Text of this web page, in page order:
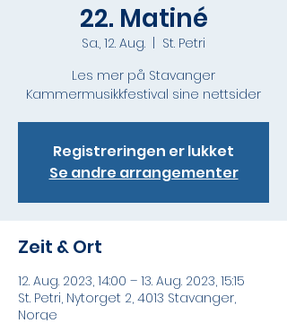
22. Matiné
Sa., 12. Aug.
St. Petri
Les mer på Stavanger
Kammermusikkfestival sine nettsider
Registreringen er lukket
Se andre arrangementer
Zeit & Ort
12. Aug. 2023, 14:00 – 13. Aug. 2023, 15:15
St. Petri, Nytorget 2, 4013 Stavanger,
Norge